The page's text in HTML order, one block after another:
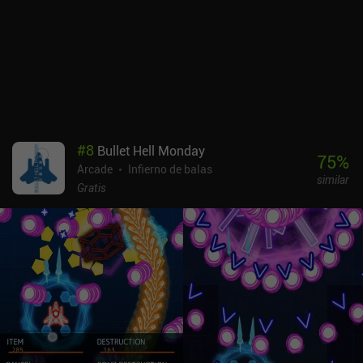
#8 Bullet Hell Monday
Arcade
Infierno de balas
Gratis
75%
similar